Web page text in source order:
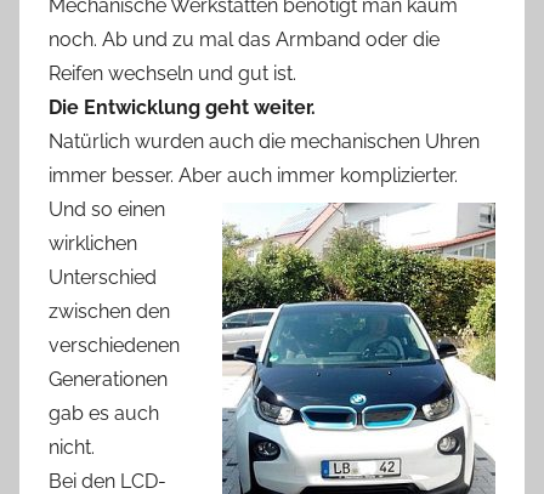
Mechanische Werkstätten benötigt man kaum
noch. Ab und zu mal das Armband oder die
Reifen wechseln und gut ist.
Die Entwicklung geht weiter.
Natürlich wurden auch die mechanischen Uhren
immer besser. Aber auch immer komplizierter.
Und so einen
wirklichen
Unterschied
zwischen den
verschiedenen
Generationen
gab es auch
nicht.
Bei den LCD-